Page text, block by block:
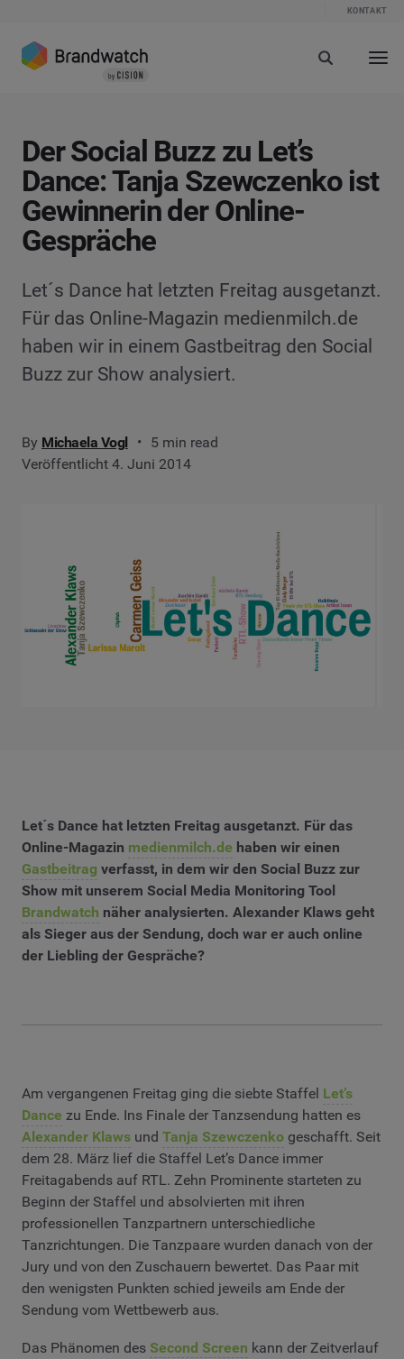
KONTAKT
Der Social Buzz zu Let’s
Dance: Tanja Szewczenko ist
Gewinnerin der Online-
Gespräche
Let´s Dance hat letzten Freitag ausgetanzt.
Für das Online-Magazin medienmilch.de
haben wir in einem Gastbeitrag den Social
Buzz zur Show analysiert.
By Michaela Vogl
5 min read
Veröffentlicht 4. Juni 2014
Let´s Dance hat letzten Freitag ausgetanzt. Für das
Online-Magazin medienmilch.de haben wir einen
Gastbeitrag verfasst, in dem wir den Social Buzz zur
Show mit unserem Social Media Monitoring Tool
Brandwatch näher analysierten. Alexander Klaws geht
als Sieger aus der Sendung, doch war er auch online
der Liebling der Gespräche?
Am vergangenen Freitag ging die siebte Staffel Let’s
Dance zu Ende. Ins Finale der Tanzsendung hatten es
Alexander Klaws und Tanja Szewczenko geschafft. Seit
dem 28. März lief die Staffel Let’s Dance immer
Freitagabends auf RTL. Zehn Prominente starteten zu
Beginn der Staffel und absolvierten mit ihren
professionellen Tanzpartnern unterschiedliche
Tanzrichtungen. Die Tanzpaare wurden danach von der
Jury und von den Zuschauern bewertet. Das Paar mit
den wenigsten Punkten schied jeweils am Ende der
Sendung vom Wettbewerb aus.
Das Phänomen des Second Screen kann der Zeitverlauf